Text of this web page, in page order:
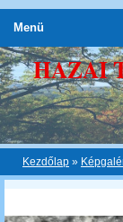
HAZAI
Kezdőlap »
Menü